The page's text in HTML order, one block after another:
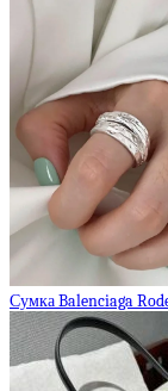
Сумка Balenciaga